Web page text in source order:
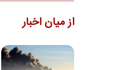
از میان اخبار